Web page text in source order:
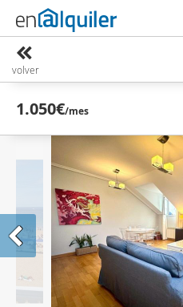
volver
1.050€/mes